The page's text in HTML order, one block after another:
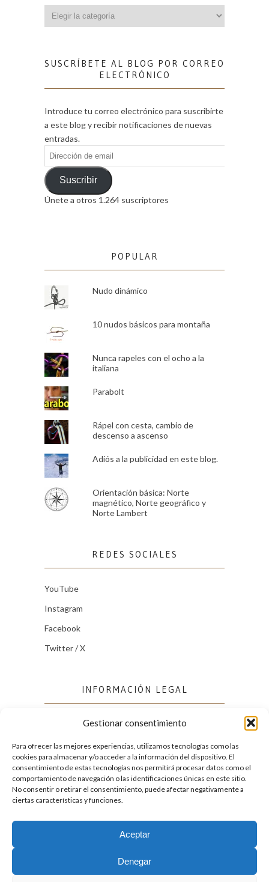
Gestionar consentimiento
Para ofrecer las mejores experiencias, utilizamos tecnologías como las
cookies para almacenar y/o acceder a la información del dispositivo. El
consentimiento de estas tecnologías nos permitirá procesar datos como el
comportamiento de navegación o las identificaciones únicas en este sitio.
No consentir o retirar el consentimiento, puede afectar negativamente a
ciertas características y funciones.
Aceptar
Denegar
SUSCRÍBETE AL BLOG POR CORREO
ELECTRÓNICO
Introduce tu correo electrónico para suscribirte
a este blog y recibir notificaciones de nuevas
entradas.
Dirección
de
emailSuscribir
Únete a otros 1.264 suscriptores
POPULAR
Nudo dinámico
10 nudos básicos para montaña
Nunca rapeles con el ocho a la
italiana
Parabolt
Rápel con cesta, cambio de
descenso a ascenso
Adiós a la publicidad en este blog.
Orientación básica: Norte
magnético, Norte geográfico y
Norte Lambert
REDES SOCIALES
YouTube
Instagram
Facebook
Twitter / X
INFORMACIÓN LEGAL
Política de cookies (UE)
Política de privacidad
FACEBOOK